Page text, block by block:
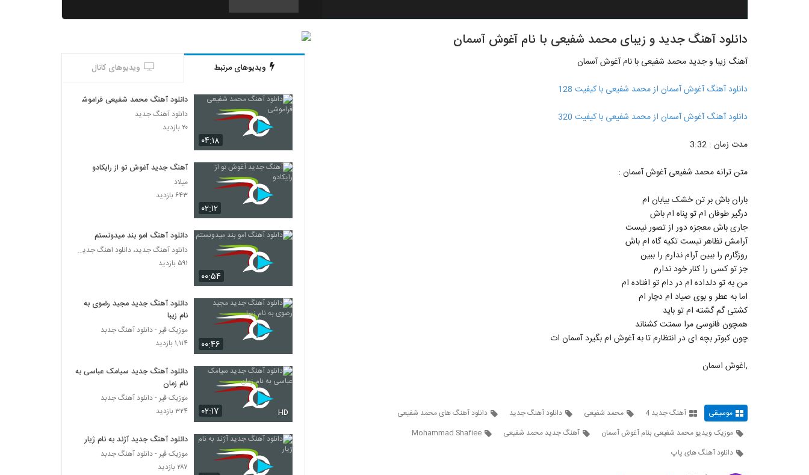
5684
دانلود آهنگ هومن مرادخانی نمیدونم که چی شد
دانلود آهنگ دو روی یک سکه از گروه ویولتس
به همراه متن ترانه
۲۱۹ بازدید
آهنگ بد نبودم واست از حسین صبوری(پاپ)
۲۶۲ بازدید
زاده(پاپ)
۳۲۶ بازدید
مهراد هیدن آهنگ راکا چاک (به همراه پیشرو)
۱,۵۰۷ بازدید
Amir Khalvat Kojaei Dada
آهنگ علیبی بنام محکم (به همراه رض)
۲۵۹ بازدید
دانلود آهنگ بهزاد لیتو طول میکشه تایپ (به
۳۹۹ بازدید
موزیک زیبای ضد ضربه(به همراه پیشرو) از میلاد
دانلود آهنگ جدید و زیبای محمد شفیعی با نام آغوش آسمان
آهنگ زیبا و جدید محمد شفیعی با نام آغوش آسمان
دانلود آهنگ آغوش آسمان از محمد شفیعی با کیفیت 128
دانلود آهنگ آغوش آسمان از محمد شفیعی با کیفیت 320
مدت زمان : 3:32
متن ترانه محمد شفیعی آغوش آسمان :
باران باش بر تن خشک بیابان ام
درگیر طوفان ام تو پناه ام باش
جاری باش معجزه دور از تصور نیست
آرامش تظاهر نیست تکیه گاه ام باش
روزگارم را ببین آرام ندارم را ببین
جز تو کسی را کنار خود ندارم
من به تو دلداده ام در دام تو افتاده ام
اما به عطر و بوی صیاد ام دچار ام
کشتی گم گشته ام تو باید
همچون فانوسی مرا سمتت کشناند
چون کبوتر بچه ای در انتظارم تا به آغوش ام بگیرد آسمان ات
,اغوش اسمان
موسیقی آهنگ جدید 4 محمد شفیعی دانلود آهنگ جدید
دانلود آهنگ های محمد شفیعی
موزیک ویدیو محمد شفیعی بنام آغوش آسمان
آهنگ جدید محمد شفیعی
Mohammad Shafiee
دانلود آهنگ های پاپ
ویدیوهای مرتبط ویدیوهای کانال
۰۴:۱۸
دانلود آهنگ محمد شفیعی فراموشی
دانلود آهنگ جدید
۲۰ بازدید
۰۲:۱۲
آهنگ جدید آغوش تو از رایکادو
میلاد
۶۴۳ بازدید
۰۰:۵۴
دانلود آهنگ امو بند میدونستم
دانلود آهنگ جدید، دانلود اهنگ جدید ایرانی
۵۹۱ بازدید
۰۰:۴۶
دانلود آهنگ جدید مجید رضوی به
نام زیبا
موزیک قیر - دانلود آهنگ جدبد
۱,۱۱۴ بازدید
۰۲:۱۷ HD
دانلود آهنگ جدید سیامک عباسی به
نام زمان
موزیک قیر - دانلود آهنگ جدبد
۳۲۴ بازدید
دانلود آهنگ جدید آژند به نام ژیار
موزیک قیر - دانلود آهنگ جدبد
۲۸۷ بازدید